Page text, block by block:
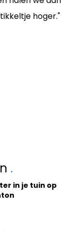
hoger."
.
in je tuin op